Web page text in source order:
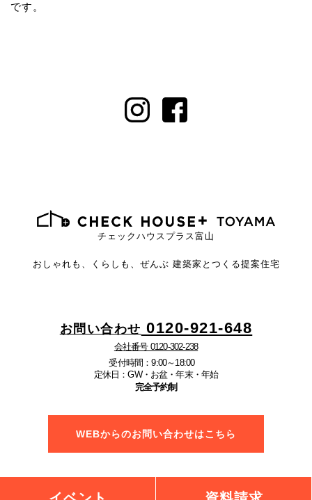
です。
チェックハウスプラス富山
おしゃれも、くらしも、ぜんぶ 建築家とつくる提案住宅
お問い合わせ 0120-921-648
会社番号 0120-302-238
受付時間：9:00～18:00
定休日：GW・お盆・年末・年始
完全予約制
WEBからのお問い合わせはこちら